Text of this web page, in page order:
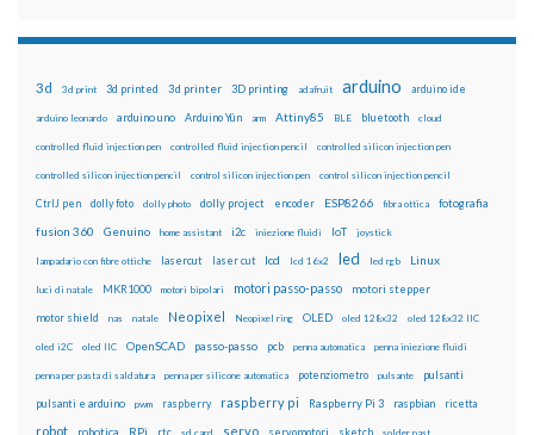
3d 3d print 3d printed 3d printer 3D printing adafruit arduino arduino ide
arduino leonardo arduino uno Arduino Yún arm Attiny85 BLE bluetooth cloud
controlled fluid injection pen controlled fluid injection pencil controlled silicon injection pen
controlled silicon injection pencil control silicon injection pen control silicon injection pencil
CtrlJ pen dolly foto dolly photo dolly project encoder ESP8266 fibra ottica fotografia
fusion 360 Genuino home assistant i2c iniezione fluidi IoT joystick
lampadario con fibre ottiche lasercut laser cut lcd lcd 16x2 led led rgb Linux
luci di natale MKR1000 motori bipolari motori passo-passo motori stepper
motor shield nas natale Neopixel Neopixel ring OLED oled 128x32 oled 128x32 IIC
oled i2C oled IIC OpenSCAD passo-passo pcb penna automatica penna iniezione fluidi
penna per pasta di saldatura penna per silicone automatica potenziometro pulsante pulsanti
pulsanti e arduino pwm raspberry raspberry pi Raspberry Pi 3 raspbian ricetta
robot robotica RPi rtc sd card servo servomotori sketch solder past